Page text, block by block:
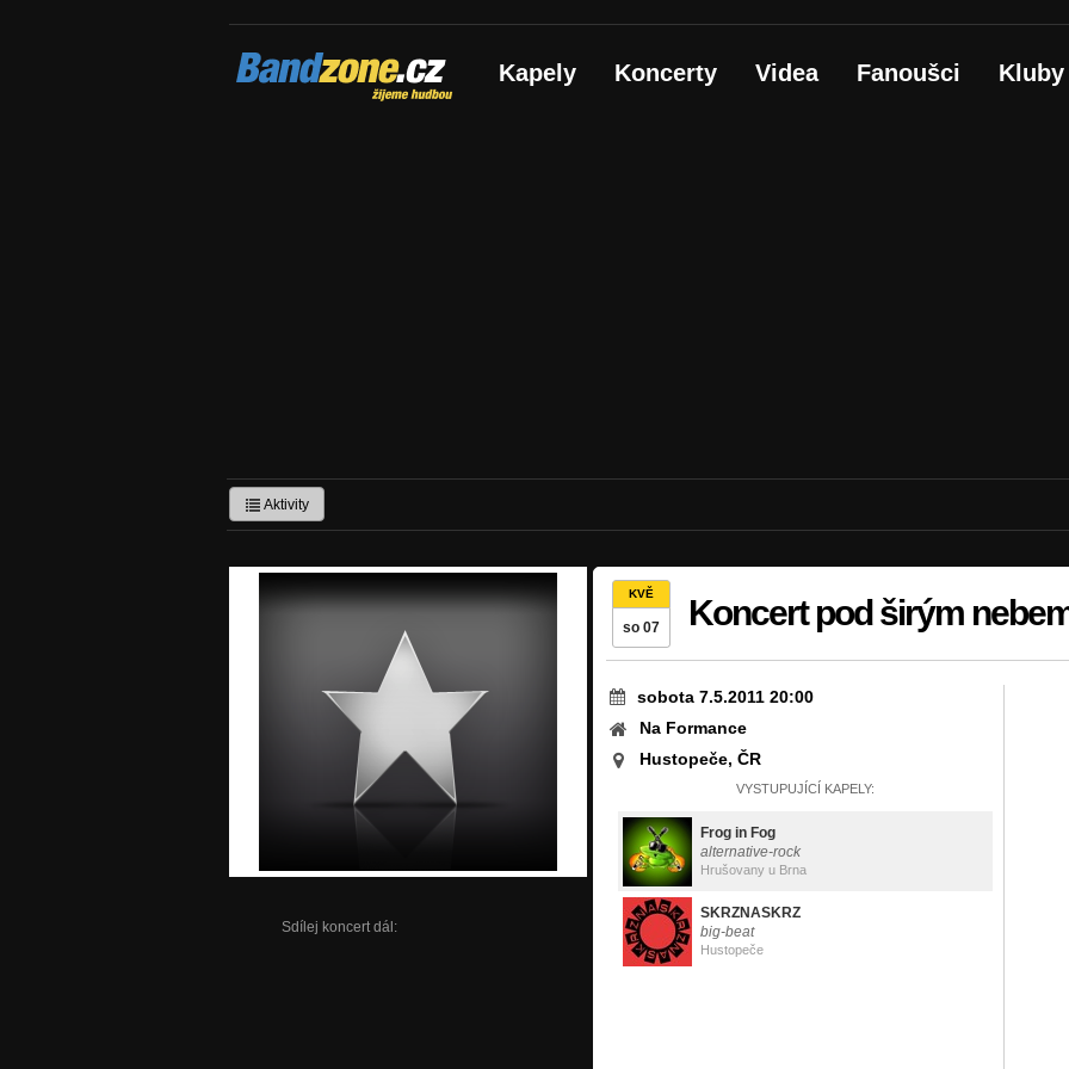
Bandzone.cz
žijeme hudbou Kapely Koncerty Videa Fanoušci Kluby
Aktivity
Sdílej koncert dál:
KVĚ
so 07 Koncert pod širým
sobota 7.5.2011 20:00
Na Formance
Hustopeče, ČR
VYSTUPUJÍCÍ KAPELY:
Frog in Fog
alternative-rock
Hrušovany u Brna
SKRZNASKRZ
big-beat
Hustopeče